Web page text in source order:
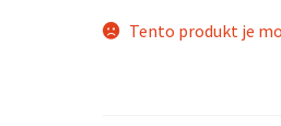
Tento produkt je